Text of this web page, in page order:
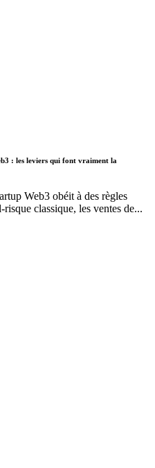
: les leviers qui font vraiment la
Web3 obéit à des règles
classique, les ventes de...